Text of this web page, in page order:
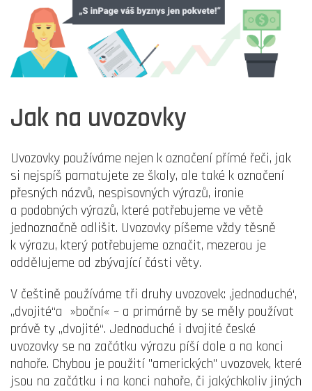
Jak na uvozovky
Uvozovky používáme nejen k označení přímé řeči, jak
si nejspíš pamatujete ze školy, ale také k označení
přesných názvů, nespisovných výrazů, ironie
a podobných výrazů, které potřebujeme ve větě
jednoznačně odlišit. Uvozovky píšeme vždy těsně
k výrazu, který potřebujeme označit, mezerou je
oddělujeme od zbývající části věty.
V češtině používáme tři druhy uvozovek: ‚jednoduché‘,
„dvojité“a »boční« – a primárně by se měly používat
právě ty „dvojité“. Jednoduché i dvojité české
uvozovky se na začátku výrazu píší dole a na konci
nahoře. Chybou je použití "amerických" uvozovek, které
jsou na začátku i na konci nahoře, či jakýchkoliv jiných